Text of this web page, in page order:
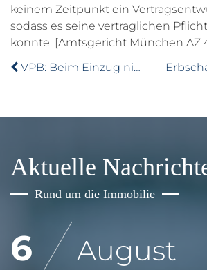
keinem Zeitpunkt ein
sodass es seine vertraglichen
konnte. [Amtsgericht München AZ
VPB: Beim Einzug nicht unter Zeitdruck setzen lassen
Aktuelle
Rund um die Immobilie
6 August